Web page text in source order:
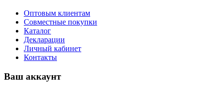
Оптовым клиентам
Совместные покупки
Каталог
Декларации
Личный кабинет
Контакты
Ваш аккаунт